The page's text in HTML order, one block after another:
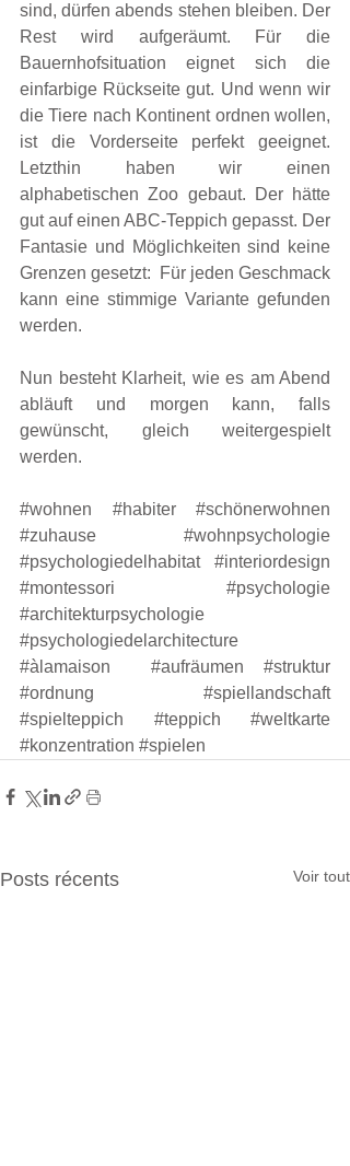
sind, dürfen abends stehen bleiben. Der
Rest wird aufgeräumt. Für die
Bauernhofsituation eignet sich die
einfarbige Rückseite gut. Und wenn wir
die Tiere nach Kontinent ordnen wollen,
ist die Vorderseite perfekt geeignet.
Letzthin haben wir einen
alphabetischen Zoo gebaut. Der hätte
gut auf einen ABC-Teppich gepasst. Der
Fantasie und Möglichkeiten sind keine
Grenzen gesetzt:  Für jeden Geschmack
kann eine stimmige Variante gefunden
werden.
Nun besteht Klarheit, wie es am Abend
abläuft und morgen kann, falls
gewünscht, gleich weitergespielt
werden.
#wohnen #habiter
#schönerwohnen
#zuhause
#wohnpsychologie
#psychologiedelhabitat
#interiordesign
#montessori
#psychologie
#architekturpsychologie
#psychologiedelarchitecture
#àlamaison
#aufräumen
#struktur
#ordnung
#spiellandschaft
#spielteppich
#teppich
#weltkarte
#konzentration #spielen
Posts récents Voir tout